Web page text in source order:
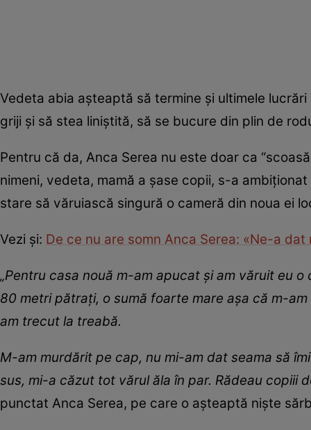
Vedeta abia așteaptă să termine și ultimele
griji și să stea liniștită, să se bucure din plin de
Pentru că da, Anca Serea nu este doar ca
nimeni, vedeta, mamă a șase copii, s-a
stare să văruiască singură o cameră din noua ei
Vezi și: De ce nu are somn Anca Serea: «Ne-a
„Pentru casa nouă m-am apucat și am văruit eu
80 metri pătrați, o sumă foarte mare așa că m-
am trecut la treabă.
M-am murdărit pe cap, nu mi-am dat seama să
sus, mi-a căzut tot vărul ăla în par. Rădeau copiii
punctat Anca Serea, pe care o așteaptă niște